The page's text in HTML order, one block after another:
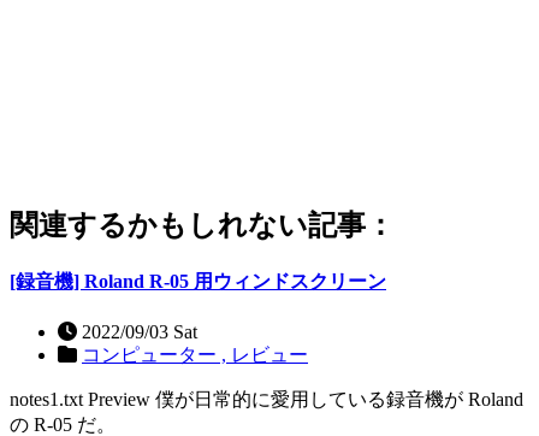
関連するかもしれない記事：
[録音機] Roland R-05 用ウィンドスクリーン
2022/09/03 Sat
コンピューター , レビュー
notes1.txt Preview 僕が日常的に愛用している録音機が Roland
の R-05 だ。